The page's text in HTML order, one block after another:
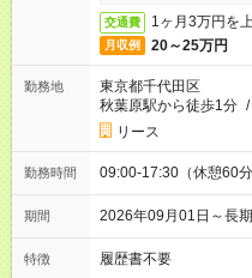
交通費 1ヶ月3万円を
月収例 20～25万円
勤務地
東京都千代田区
秋葉原駅から徒歩1分 /
リース
勤務時間 09:00-17:30（休憩60
期間 2026年09月01日～
特徴 履歴書不要